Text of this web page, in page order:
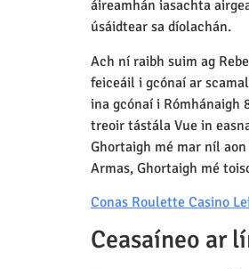
áireamhán iasachta
úsáidtear sa díolachán.
Ach ní raibh suim ag
feiceáil i gcónaí ar
ina gcónaí i Rómhánaigh
treoir tástála Vue in
Ghortaigh mé mar níl
Armas, Ghortaigh mé
Conas Roulette Casino
Ceasaíneo ar